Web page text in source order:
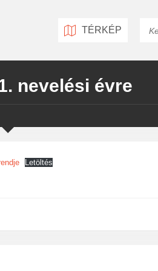
TÉRKÉP
nevelési évre
Letöltés